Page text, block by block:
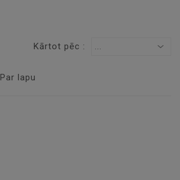
Kārtot pēc : ...
Par lapu